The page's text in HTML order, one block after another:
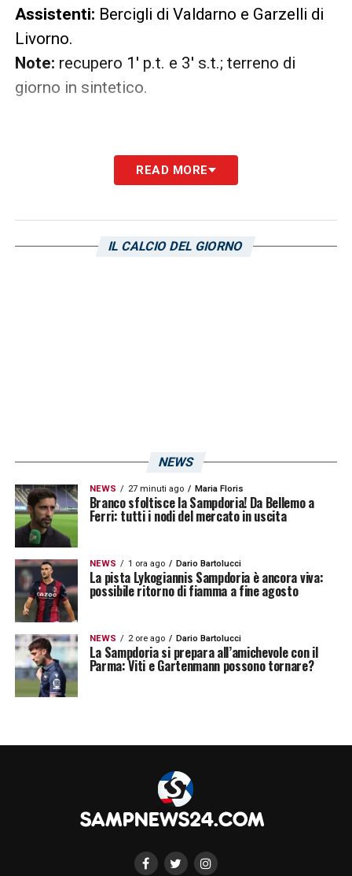
Assistenti: Bercigli di Valdarno e Garzelli di
Livorno.
Note: recupero 1′ p.t. e 3′ s.t.; terreno di
giorno in sintetico.
READ MORE
IL CALCIO DEL GIORNO
NEWS
NEWS 27 minuti ago Maria Floris
Branco sfoltisce la Sampdoria! Da Bellemo a
Ferri: tutti i nodi del mercato in uscita
NEWS 1 ora ago Dario Bartolucci
La pista Lykogiannis Sampdoria è ancora viva:
possibile ritorno di fiamma a fine agosto
NEWS 2 ore ago Dario Bartolucci
La Sampdoria si prepara all’amichevole con il
Parma: Viti e Gartenmann possono tornare?